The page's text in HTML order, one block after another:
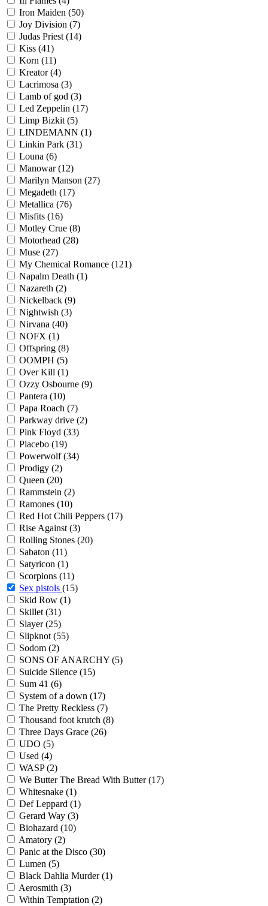
Iron Maiden (50)
Joy Division (7)
Judas Priest(14)
Kiss (41)
Korn (11)
Kreator(4)
Lacrimosa (3)
Lamb of god (3)
Led Zeppelin (17)
Limp Bizkit(5)
LINDEMANN (1)
Linkin Park (31)
Louna (6)
Manowar(12)
Marilyn Manson (27)
Megadeth (17)
Metallica (76)
Misfits (16)
Motley Crue (8)
Motorhead (28)
Muse (27)
My Chemical Romance (121)
Napalm Death (1)
Nazareth (2)
Nickelback (9)
Nightwish (3)
Nirvana (40)
NOFX (1)
Offspring (8)
OOMPH (5)
Over Kill (1)
Ozzy Osbourne (9)
Pantera (10)
Papa Roach (7)
Parkway drive (2)
Pink Floyd (33)
Placebo (19)
Powerwolf(34)
Prodigy (2)
Queen (20)
Rammstein (2)
Ramones (10)
Red Hot Chili Peppers (17)
Rise Against(3)
Rolling Stones (20)
Sabaton (11)
Satyricon (1)
Scorpions (11)
Sex pistols (15)
Skid Row (1)
Skillet(31)
Slayer(25)
Slipknot(55)
Sodom (2)
SONS OF ANARCHY (5)
Suicide Silence (15)
Sum 41 (6)
System of a down (17)
The Pretty Reckless (7)
Thousand foot krutch (8)
Three Days Grace (26)
UDO (5)
Used (4)
WASP(2)
We Butter The Bread With Butter(17)
Whitesnake (1)
Def Leppard (1)
Gerard Way (3)
Biohazard (10)
Amatory (2)
Panic at the Disco (30)
Lumen (5)
Black Dahlia Murder(1)
Aerosmith (3)
Within Temptation (2)